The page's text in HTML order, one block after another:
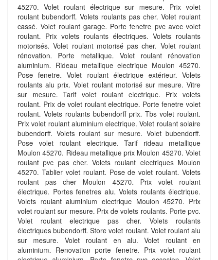
45270. Volet roulant électrique sur mesure. Prix volet
roulant bubendorff. Volets roulants pas cher. Volet roulant
cassé. Volet roulant garage. Porte fenetre pvc avec volet
roulant. Prix volets roulants électriques. Volets roulants
motorisés. Volet roulant motorisé pas cher. Volet roulant
rénovation. Porte metallique. Volet roulant rénovation
aluminium. Rideau metallique electrique Moulon 45270.
Pose fenetre. Volet roulant électrique extérieur. Volets
roulants alu prix. Volet roulant motorisé sur mesure. Vitre
sur mesure. Tarif volet roulant electrique. Prix volets
roulant. Prix de volet roulant electrique. Porte fenetre volet
roulant. Volets roulants bubendorff prix. Tbs volet roulant.
Prix volet roulant aluminium electrique. Volet roulant solaire
bubendorff. Volets roulant sur mesure. Volet bubendorff.
Pose volet roulant electrique. Tarif rideau metallique
Moulon 45270. Rideau metallique prix Moulon 45270. Volet
roulant pvc pas cher. Volets roulant electriques Moulon
45270. Tablier volet roulant. Pose de volet roulant. Volets
roulant pas cher Moulon 45270. Prix volet roulant
électrique. Portes fenetres alu. Volets roulants électrique.
Volets roulant aluminium electrique Moulon 45270. Prix
volet roulant sur mesure. Prix de volets roulants. Porte pvc.
Volet roulant electrique pas cher. Volets roulants
électriques bubendorff. Store volet roulant. Volet roulant alu
sur mesure. Volet roulant en alu. Volet roulant en
aluminium. Renovation porte fenetre. Prix volet roulant